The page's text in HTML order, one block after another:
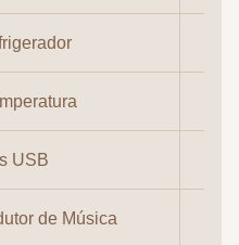
USB
de Música